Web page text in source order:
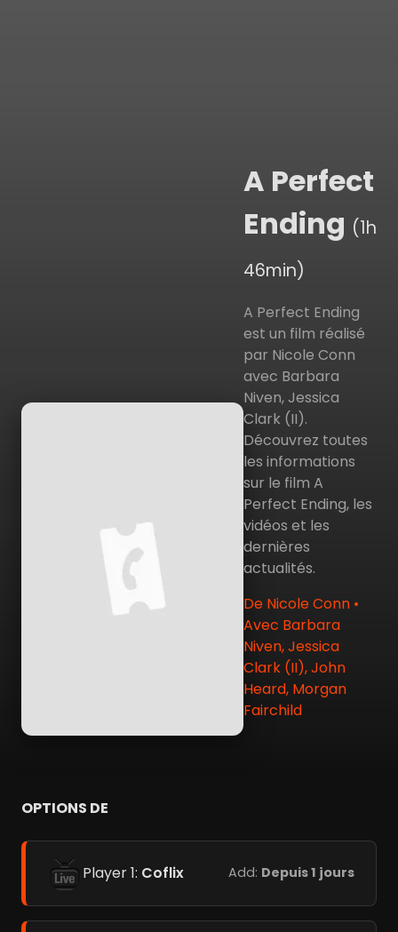
A Perfect
Ending (1h
46min)
A Perfect Ending
est un film réalisé
par Nicole Conn
avec Barbara
Niven, Jessica
Clark (II).
Découvrez toutes
les informations
sur le film A
Perfect Ending, les
vidéos et les
dernières
actualités.
De Nicole Conn •
Avec Barbara
Niven, Jessica
Clark (II), John
Heard, Morgan
Fairchild
OPTIONS DE
Player 1: Coflix Add: Depuis 1 jours